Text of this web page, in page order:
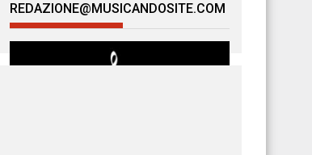
REDAZIONE@MUSICANDOSITE.COM